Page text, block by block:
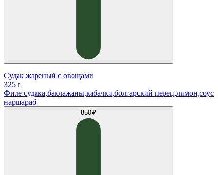
Судак жареный с овощами
325 г
Филе судака,баклажаны,кабачки,болгарский перец,лимон,соус
наршараб
850 ₽